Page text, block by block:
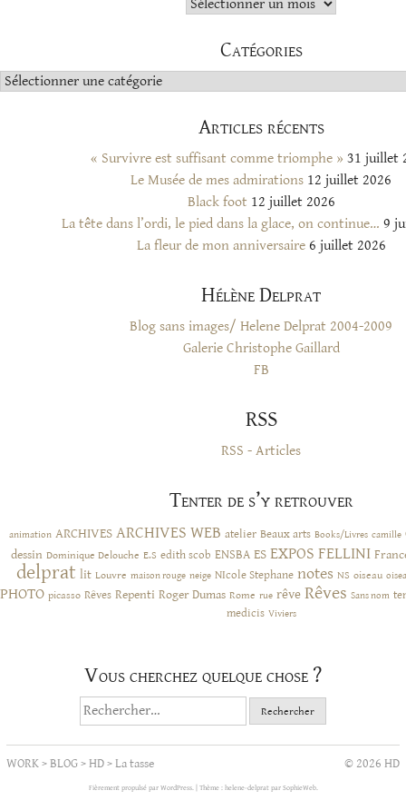
Catégories
Catégories
Articles récents
« Survivre est suffisant comme triomphe » 31 juillet
Le Musée de mes admirations 12 juillet 2026
Black foot 12 juillet 2026
La tête dans l’ordi, le pied dans la glace, on continue… 9
La fleur de mon anniversaire 6 juillet 2026
Hélène Delprat
Blog sans images/ Helene Delprat 2004-2009
Galerie Christophe Gaillard
FB
RSS
RSS - Articles
Tenter de s’y retrouver
animation ARCHIVES ARCHIVES WEB atelier Beaux arts Books/Livres camille
dessin Dominique Delouche E.S edith scob ENSBA ES EXPOS FELLINI
delprat lit Louvre maison rouge neige NIcole Stephane notes NS oiseau
PHOTO picasso Rêves Repenti Roger Dumas Rome rue rêve Rêves Sans nom
medicis Viviers
Vous cherchez quelque chose ?
Rechercher :
WORK>BLOG>HD>La tasse © 2026 HD
Fièrement propulsé par WordPress. Thème : helene-delprat par SophieWeb.